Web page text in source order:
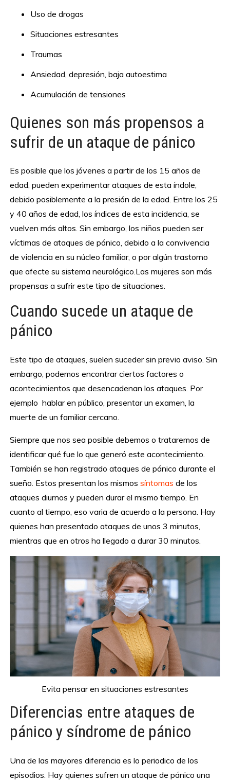
Uso de drogas
Situaciones estresantes
Traumas
Ansiedad, depresión, baja autoestima
Acumulación de tensiones
Quienes son más propensos a
sufrir de un ataque de pánico
Es posible que los jóvenes a partir de los 15 años de
edad, pueden experimentar ataques de esta índole,
debido posiblemente a la presión de la edad. Entre los 25
y 40 años de edad, los índices de esta incidencia, se
vuelven más altos. Sin embargo, los niños pueden ser
víctimas de ataques de pánico, debido a la convivencia
de violencia en su núcleo familiar, o por algún trastorno
que afecte su sistema neurológico.Las mujeres son más
propensas a sufrir este tipo de situaciones.
Cuando sucede un ataque de
pánico
Este tipo de ataques, suelen suceder sin previo aviso. Sin
embargo, podemos encontrar ciertos factores o
acontecimientos que desencadenan los ataques. Por
ejemplo hablar en público, presentar un examen, la
muerte de un familiar cercano.
Siempre que nos sea posible debemos o trataremos de
identificar qué fue lo que generó este acontecimiento.
También se han registrado ataques de pánico durante el
sueño. Estos presentan los mismossíntomas de los
ataques diurnos y pueden durar el mismo tiempo. En
cuanto al tiempo, eso varia de acuerdo a la persona. Hay
quienes han presentado ataques de unos 3 minutos,
mientras que en otros ha llegado a durar 30 minutos.
Evita pensar en situaciones estresantes
Diferencias entre ataques de
pánico y síndrome de pánico
Una de las mayores diferencia es lo periodico de los
episodios. Hay quienes sufren un ataque de pánico una